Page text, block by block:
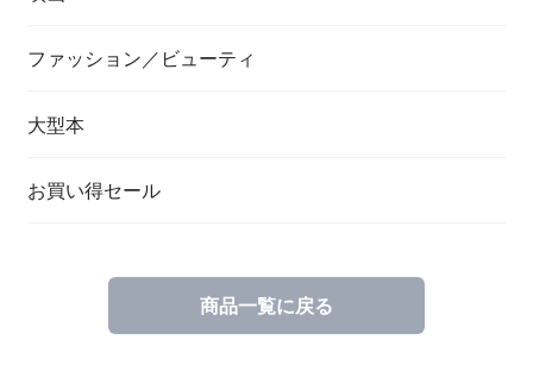
ファッション／ビューティ
大型本
お買い得セール
商品一覧に戻る